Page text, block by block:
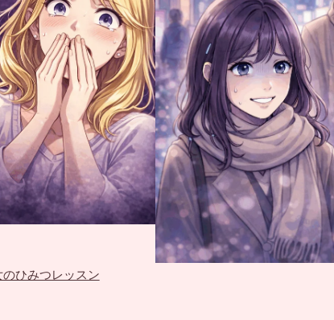
ひみつレッスン